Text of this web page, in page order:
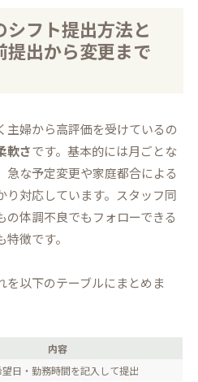
フト提出方法と
提出から変更まで
主婦から高評価を受けているの
軟さです。基本的には月ごとな
急な予定変更や家庭都合による
り対応しています。スタッフ同
体調不良でもフォローできる
徴です。
以下のテーブルにまとめま
内容
日・勤務時間を記入して提出